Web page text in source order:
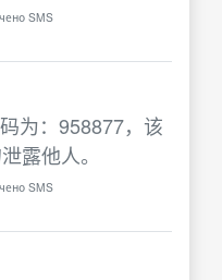
SMS
为：958877，该
露他人。
SMS